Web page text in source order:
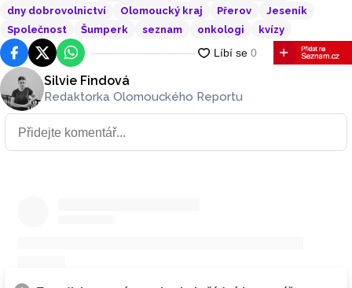
dny dobrovolnictví Olomoucký kraj Přerov
Jeseník
Společnost
Šumperk seznam onkologi kvízy
FacebookPlatforma X
WhatsApp
Silvie Findová
Redaktorka Olomouckého Reportu